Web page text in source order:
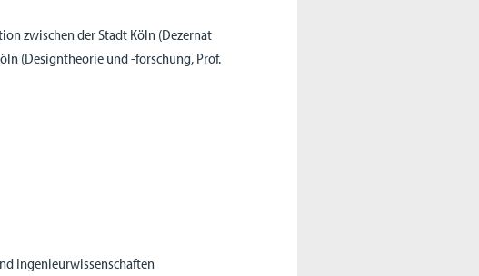
zwischen der Stadt Köln (Dezernat
(Designtheorie und -forschung, Prof.
Ingenieurwissenschaften